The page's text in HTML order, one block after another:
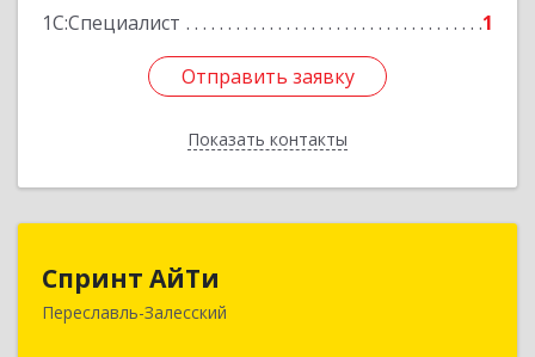
1С:Специалист
1
Отправить заявку
Показать контакты
Отправить заявку
Назад
Спринт АйТи
Переславль-Залесский152025, Ярославская обл, Переславль-